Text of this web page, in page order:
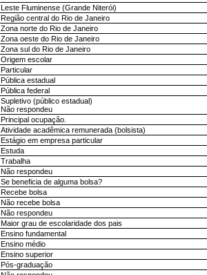
Leste Fluminense (Grande Niterói)
Região central do Rio de Janeiro
Zona norte do Rio de Janeiro
Zona oeste do Rio de Janeiro
Zona sul do Rio de Janeiro
Origem escolar
Particular
Pública estadual
Pública federal
Supletivo (público estadual)
Não respondeu
Principal ocupação.
Atividade acadêmica remunerada (bolsista)
Estágio em empresa particular
Estuda
Trabalha
Não respondeu
Se beneficia de alguma bolsa?
Recebe bolsa
Não recebe bolsa
Não respondeu
Maior grau de escolaridade dos pais
Ensino fundamental
Ensino médio
Ensino superior
Pós-graduação